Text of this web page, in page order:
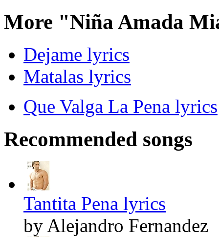
More "Niña Amada
Dejame lyrics
Matalas lyrics
Que Valga La Pena lyrics
Recommended songs
Tantita Pena lyrics
by Alejandro Fernandez